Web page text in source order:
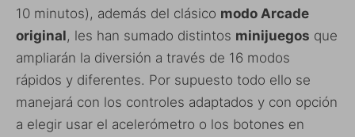
10 minutos), además del clásico modo Arcade
original, les han sumado distintos minijuegos que
ampliarán la diversión a través de 16 modos
rápidos y diferentes. Por supuesto todo ello se
manejará con los controles adaptados y con opción
a elegir usar el acelerómetro o los botones en